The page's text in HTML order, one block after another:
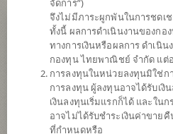
ค้นหากองทุนดีๆ กับ scbam
จัดการ”)
จึงไม่มีภาระผูกพันในการชด
ทั้งนี้ ผลการดำเนินงานของก
ทางการเงินหรือผลการ ดำเนิ
กองทุน ไทยพาณิชย์ จำกัด แต่
การลงทุนในหน่วยลงทุนมิใช่ก
การลงทุน ผู้ลงทุนอาจได้รับเ
เงินลงทุนเริ่มแรกก็ได้ และใ
อาจไม่ได้รับชำระเงินค่าขาย
ที่กำหนดหรือ